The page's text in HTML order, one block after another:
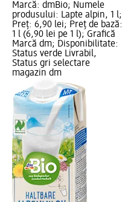
Marcă: dmBio; Numele
produsului: Lapte alpin, 1 l;
Preț: 6,90 lei; Preț de bază:
1 l (6,90 lei pe 1 l); Grafică
Marcă dm; Disponibilitate:
Status verde Livrabil,
Status gri selectare
magazin dm